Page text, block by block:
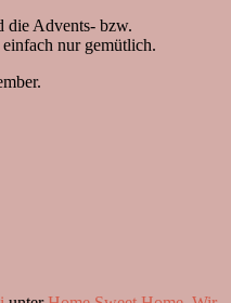
die Advents- bzw.
nur gemütlich.